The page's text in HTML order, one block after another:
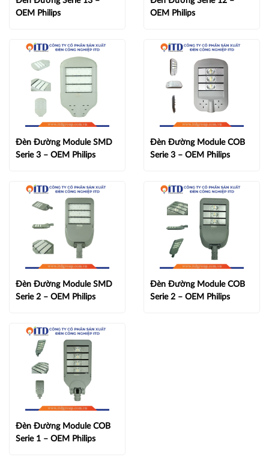
OEM Philips
OEM Philips
Đèn Đường Module SMD
Serie 3 – OEM Philips
Đèn Đường Module COB
Serie 3 – OEM Philips
Đèn Đường Module SMD
Serie 2 – OEM Philips
Đèn Đường Module COB
Serie 2 – OEM Philips
Đèn Đường Module COB
Serie 1 – OEM Philips